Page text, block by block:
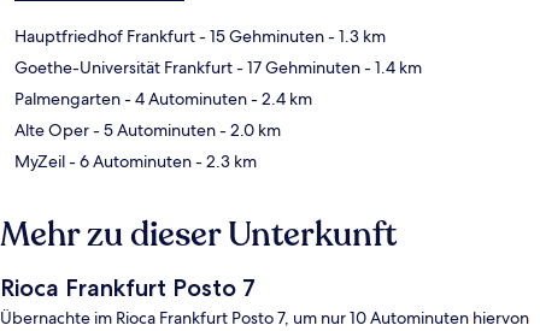
Hauptfriedhof Frankfurt- 15 Gehminuten- 1.3 km
Goethe-Universität Frankfurt- 17 Gehminuten- 1.4 km
Palmengarten- 4 Autominuten- 2.4 km
Alte Oper- 5 Autominuten- 2.0 km
MyZeil- 6 Autominuten- 2.3 km
Mehr zu dieser Unterkunft
Rioca Frankfurt Posto 7
Übernachte im Rioca Frankfurt Posto 7, um nur 10 Autominuten hiervon